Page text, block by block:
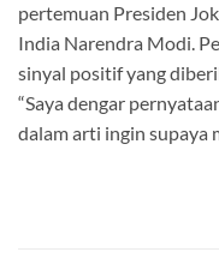
pertemuan Presiden
India Narendra Modi.
sinyal positif yang
“Saya dengar
dalam arti ingin supaya